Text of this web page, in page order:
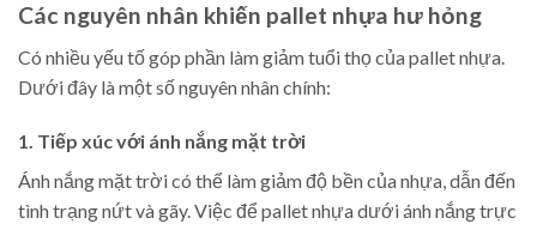
Các nguyên nhân khiến pallet nhựa hư hỏng
Có nhiều yếu tố góp phần làm giảm tuổi thọ của pallet nhựa.
Dưới đây là một số nguyên nhân chính:
1. Tiếp xúc với ánh nắng mặt trời
Ánh nắng mặt trời có thể làm giảm độ bền của nhựa, dẫn đến
tình trạng nứt và gãy. Việc để pallet nhựa dưới ánh nắng trực